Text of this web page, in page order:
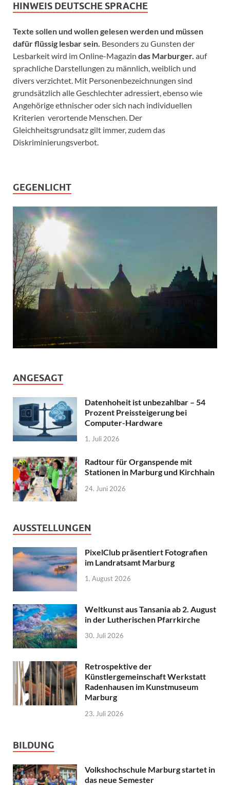
HINWEIS DEUTSCHE SPRACHE
Texte sollen und wollen gelesen werden und müssen
dafür flüssig lesbar sein. Besonders zu Gunsten der
Lesbarkeit wird im Online-Magazin das Marburger. auf
sprachliche Darstellungen zu männlich, weiblich und
divers verzichtet. Mit Personenbezeichnungen sind
grundsätzlich alle Geschlechter adressiert, ebenso wie
Angehörige ethnischer oder sich nach individuellen
Kriterien verortende Menschen. Der
Gleichheitsgrundsatz gilt immer, zudem das
Diskriminierungsverbot.
GEGENLICHT
ANGESAGT
Datenhoheit ist unbezahlbar – 54
Prozent Preissteigerung bei
Computer-Hardware
1. Juli 2026
Radtour für Organspende mit
Stationen in Marburg und Kirchhain
24. Juni 2026
AUSSTELLUNGEN
PixelClub präsentiert Fotografien
im Landratsamt Marburg
1. August 2026
Weltkunst aus Tansania ab 2. August
in der Lutherischen Pfarrkirche
30. Juli 2026
Retrospektive der
Künstlergemeinschaft Werkstatt
Radenhausen im Kunstmuseum
Marburg
23. Juli 2026
BILDUNG
Volkshochschule Marburg startet in
das neue Semester